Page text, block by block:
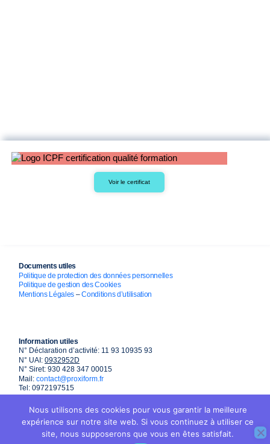
Voir le certificat
Documents utiles
Politique de protection des données personnelles
Politique de gestion des Cookies
Mentions Légales –Conditions d’utilisation
Information utiles
N° Déclaration d’activité: 11 93 10935 93
N° UAI: 0932952D
N° Siret: 930 428 347 00015
Mail: contact@proxiform.fr
Tel: 0972197515
Nous utilisons des cookies pour vous garantir la meilleure
expérience sur notre site web. Si vous continuez à utiliser ce
site, nous supposerons que vous en êtes satisfait.